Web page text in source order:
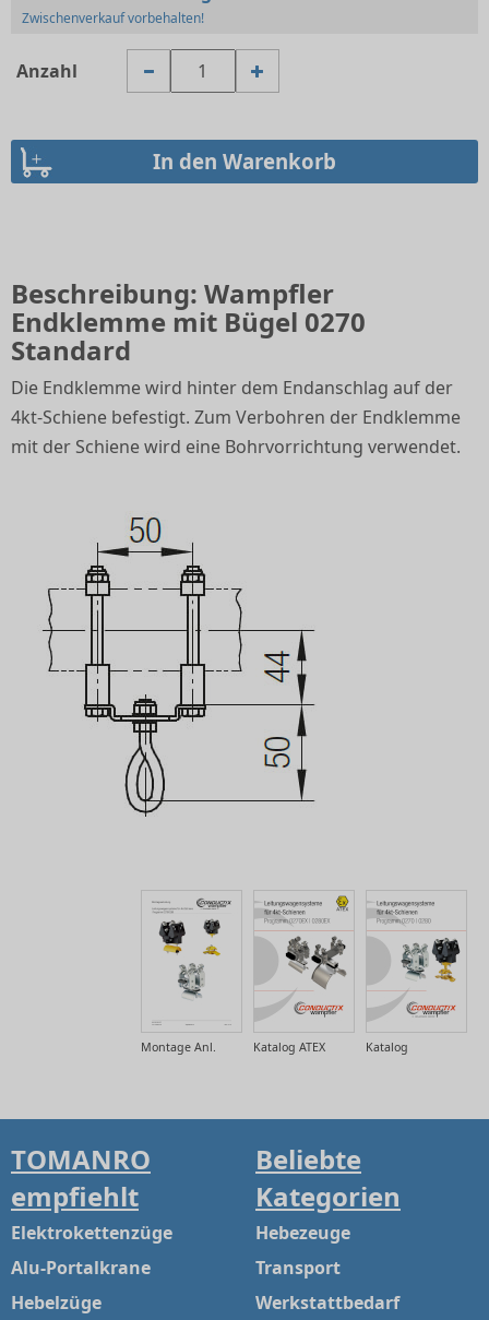
Zwischenverkauf vorbehalten!
Anzahl
Beschreibung: Wampfler
Endklemme mit Bügel 0270
Standard
Die Endklemme wird hinter dem Endanschlag auf der
4kt-Schiene befestigt. Zum Verbohren der Endklemme
mit der Schiene wird eine Bohrvorrichtung verwendet.
Katalog
Katalog ATEX
Montage Anl.
TOMANRO
empfiehlt
Elektrokettenzüge
Alu-Portalkrane
Hebelzüge
Beliebte
Kategorien
Hebezeuge
Transport
Werkstattbedarf